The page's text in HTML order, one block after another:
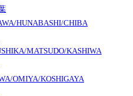
HUNABASHI/CHIBA
MATSUDO/KASHIWA
OMIYA/KOSHIGAYA